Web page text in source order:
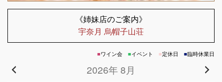
《姉妹店のご案内》
宇奈月 烏帽子山荘
■ワイン会 ■イベント ■定休日 ■臨時休業日
2026年 8月